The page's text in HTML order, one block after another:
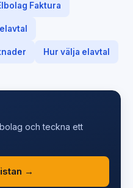
Faktura
Hur välja elavtal
och teckna ett
→